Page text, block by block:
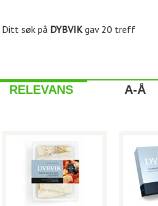
Ditt søk på DYBVIKgav 20 treff
RELEVANS A-Å